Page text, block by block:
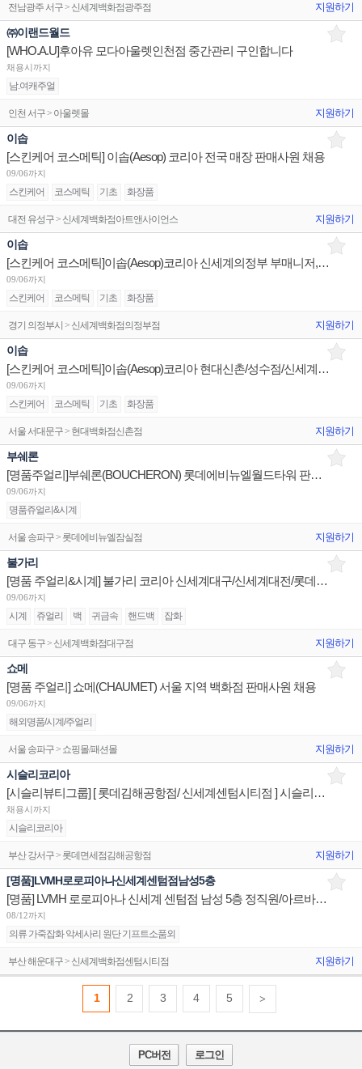
전남광주 서구 > 신세계백화점광주점 지원하기
㈜이랜드월드
[WHO.A.U]후아유 모다아울렛인천점 중간관리 구인합니다
채용시까지
남.여캐주얼
인천 서구 > 아울렛몰 지원하기
이솝
[스킨케어 코스메틱] 이솝(Aesop) 코리아 전국 매장 판매사원 채용
09/06까지
스킨케어 코스메틱 기초 화장품
대전 유성구 > 신세계백화점아트앤사이언스 지원하기
이솝
[스킨케어 코스메틱]이솝(Aesop)코리아 신세계의정부 부매니저,시니어/롯데본점 주니어/현대울산 3개월계약직
09/06까지
스킨케어 코스메틱 기초 화장품
경기 의정부시 > 신세계백화점의정부점 지원하기
이솝
[스킨케어 코스메틱]이솝(Aesop)코리아 현대신촌/성수점/신세계본점 판매사원 채용
09/06까지
스킨케어 코스메틱 기초 화장품
서울 서대문구 > 현대백화점신촌점 지원하기
부쉐론
[명품주얼리]부쉐론(BOUCHERON) 롯데에비뉴엘월드타워 판매사원/신세계센텀시티 점장/신세계대전 Admin
09/06까지
명품쥬얼리&시계
서울 송파구 > 롯데에비뉴엘잠실점 지원하기
불가리
[명품 주얼리&시계] 불가리 코리아 신세계대구/신세계대전/롯데광주 슈퍼바이저/판매사원 채용
09/06까지
시계 쥬얼리 백 귀금속 핸드백 잡화
대구 동구 > 신세계백화점대구점 지원하기
쇼메
[명품 주얼리] 쇼메(CHAUMET) 서울 지역 백화점 판매사원 채용
09/06까지
해외명품/시계/주얼리
서울 송파구 > 쇼핑몰/패션몰 지원하기
시슬리코리아
[시슬리뷰티그룹] [ 롯데김해공항점/ 신세계센텀시티점 ] 시슬리코리아 스페셜리스트 매장판매사원
채용시까지
시슬리코리아
부산 강서구 > 롯데면세점김해공항점 지원하기
[명품]LVMH로로피아나신세계센텀점남성5층
[명품] LVMH 로로피아나 신세계 센텀점 남성 5층 정직원/아르바이트
08/12까지
의류 가죽잡화 악세사리 원단 기프트소품외
부산 해운대구 > 신세계백화점센텀시티점 지원하기
1 2 3 4 5 >
PC버전 로그인